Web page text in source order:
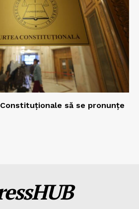
să se pronunțe